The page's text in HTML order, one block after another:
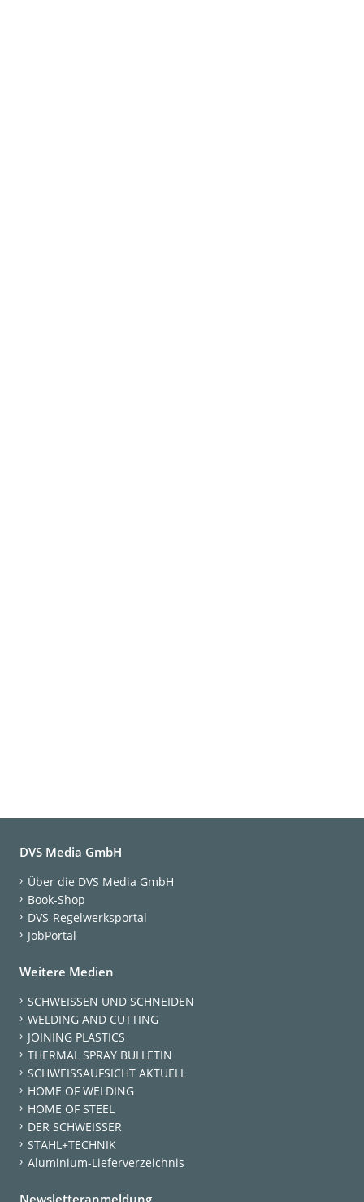
DVS Media GmbH
Über die DVS Media GmbH
Book-Shop
DVS-Regelwerksportal
JobPortal
Weitere Medien
SCHWEISSEN UND SCHNEIDEN
WELDING AND CUTTING
JOINING PLASTICS
THERMAL SPRAY BULLETIN
SCHWEISSAUFSICHT AKTUELL
HOME OF WELDING
HOME OF STEEL
DER SCHWEISSER
STAHL+TECHNIK
Aluminium-Lieferverzeichnis
Newsletteranmeldung